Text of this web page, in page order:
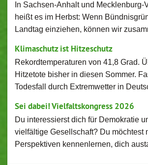
In Sachsen-Anhalt und Mecklenburg-
heißt es im Herbst: Wenn
Landtag einziehen, können wir
Klimaschutz ist Hitzeschutz
Rekordtemperaturen von 41,8 Grad.
Hitzetote bisher in diesen Sommer.
Todesfall durch Extremwetter in
Sei dabei! Vielfaltskongress 2026
Du interessierst dich für Demokratie
vielfältige Gesellschaft? Du möchtest
Perspektiven kennenlernen, dich